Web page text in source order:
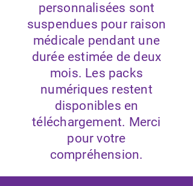
personnalisées sont
suspendues pour raison
médicale pendant une
durée estimée de deux
mois. Les packs
numériques restent
disponibles en
téléchargement. Merci
pour votre
compréhension.